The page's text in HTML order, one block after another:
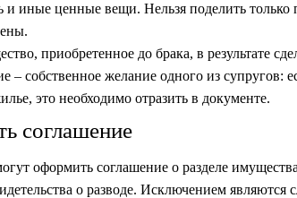
иные ценные вещи. Нельзя поделить только
приобретенное до брака, в результате
собственное желание одного из супругов:
это необходимо отразить в документе.
соглашение
оформить соглашение о разделе
о разводе. Исключением являются